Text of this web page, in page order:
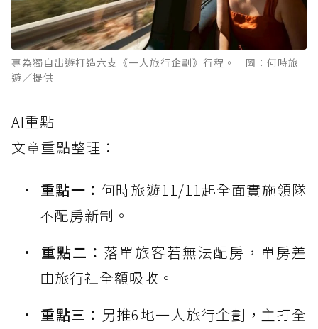
專為獨自出遊打造六支《一人旅行企劃》行程。 圖：何時旅
遊／提供
AI重點
文章重點整理：
重點一： 何時旅遊11/11起全面實施領隊
不配房新制。
重點二： 落單旅客若無法配房，單房差
由旅行社全額吸收。
重點三： 另推6地一人旅行企劃，主打全